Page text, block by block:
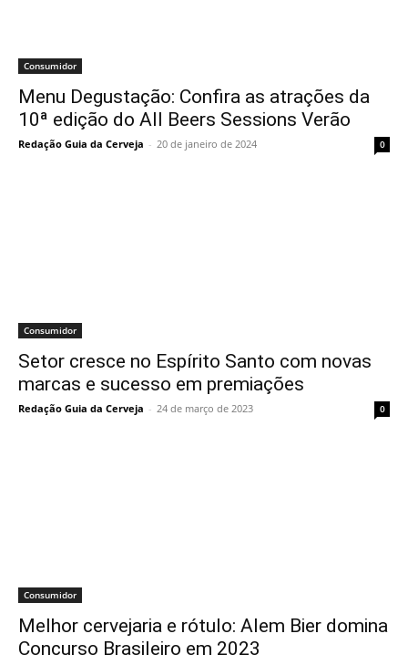
Consumidor
Menu Degustação: Confira as atrações da
10ª edição do All Beers Sessions Verão
Redação Guia da Cerveja - 20 de janeiro de 2024 0
Consumidor
Setor cresce no Espírito Santo com novas
marcas e sucesso em premiações
Redação Guia da Cerveja - 24 de março de 2023 0
Consumidor
Melhor cervejaria e rótulo: Alem Bier domina
Concurso Brasileiro em 2023